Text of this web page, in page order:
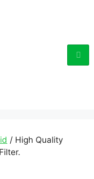
/ High Quality